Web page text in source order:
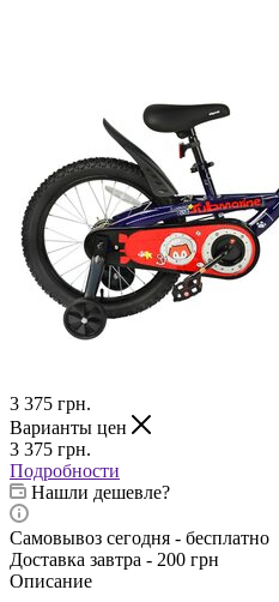
3 375 грн.
Варианты цен
3 375 грн.
Подробности
Нашли дешевле?
Самовывоз сегодня - бесплатно
Доставка завтра - 200 грн
Описание